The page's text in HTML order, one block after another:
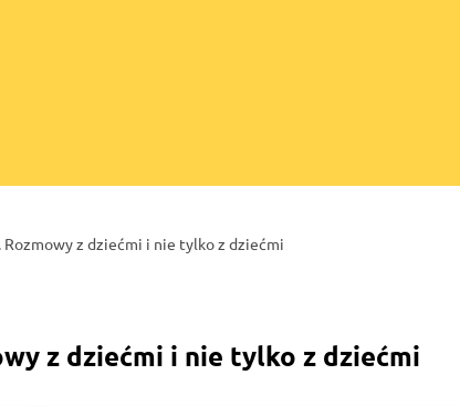
z dziećmi i nie tylko z dziećmi
z dziećmi i nie tylko z dziećmi